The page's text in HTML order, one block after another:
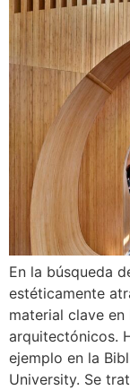
En la búsqueda
estéticamente
material clave
arquitectónicos.
ejemplo en la
University. Se